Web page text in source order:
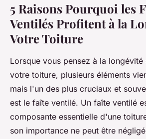
5 Raisons Pourquoi les
Ventilés Profitent à la
Votre Toiture
Lorsque vous pensez à la longévité
votre toiture, plusieurs éléments
mais l'un des plus cruciaux et
est le faîte ventilé. Un faîte ventilé
composante essentielle d'une
son importance ne peut être